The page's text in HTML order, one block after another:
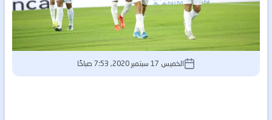
الخميس 17 سبتمبر 2020, 7:53 صباحًا